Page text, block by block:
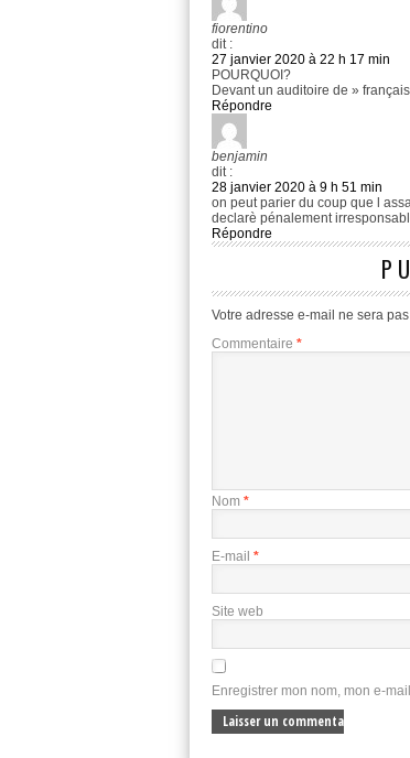
fiorentino
dit :
27 janvier 2020 à 22 h 17 min
POURQUOI?
Devant un auditoire de »
Répondre
benjamin
dit :
28 janvier 2020 à 9 h 51 min
on peut parier du coup que l
declarè pénalement
Répondre
Votre adresse e-mail ne sera
Commentaire *
Nom *
E-mail *
Site web
Enregistrer mon nom, mon e-